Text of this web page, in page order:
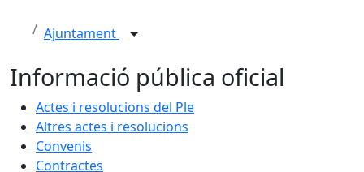
Ajuntament
Informació pública oficial
Actes i resolucions del Ple
Altres actes i resolucions
Convenis
Contractes